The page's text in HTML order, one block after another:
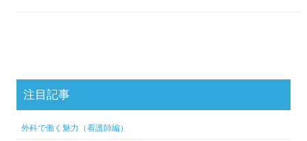
注目記事
外科で働く魅力（看護師編）